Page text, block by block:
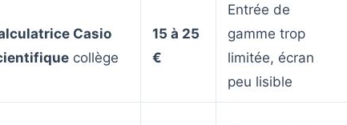
Casio
collège
15 à 25
€
Entrée de
gamme trop
limitée, écran
peu lisible